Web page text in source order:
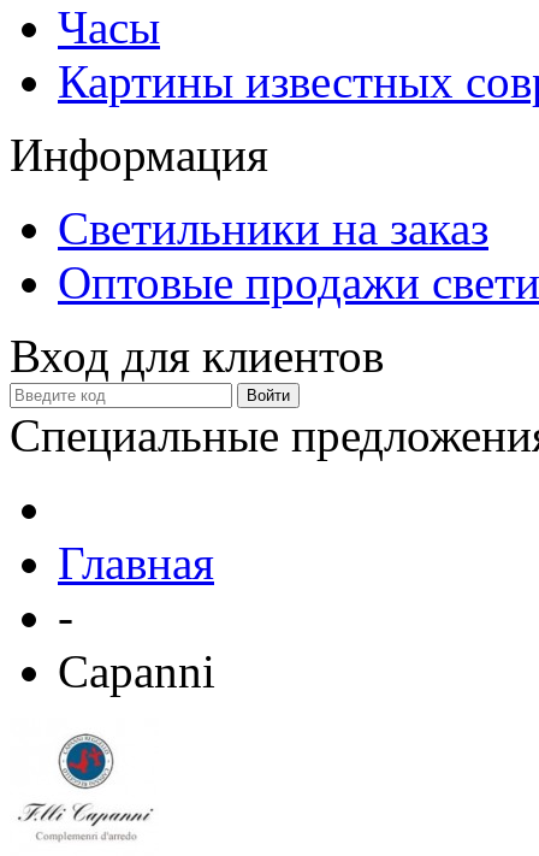
Часы
Картины известных
Информация
Светильники на заказ
Оптовые продажи
Вход для клиентов
Специальные
Главная
-
Сapanni